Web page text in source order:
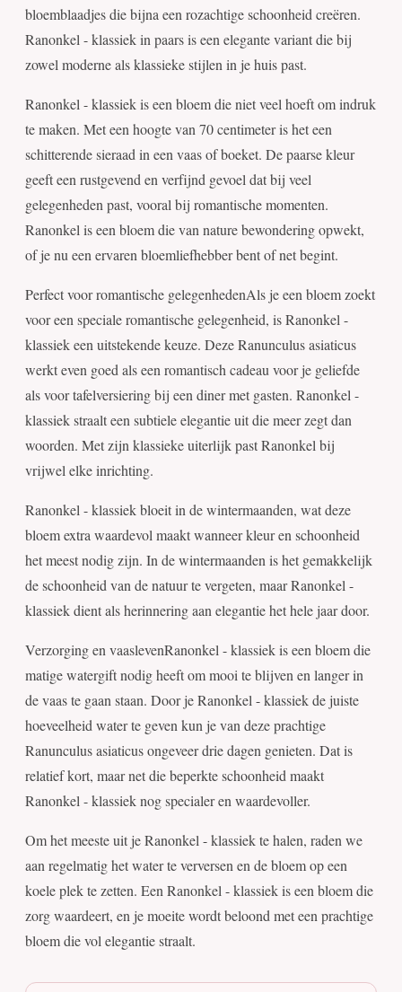
bloemblaadjes die bijna een rozachtige schoonheid creëren.
Ranonkel - klassiek in paars is een elegante variant die bij
zowel moderne als klassieke stijlen in je huis past.
Ranonkel - klassiek is een bloem die niet veel hoeft om indruk
te maken. Met een hoogte van 70 centimeter is het een
schitterende sieraad in een vaas of boeket. De paarse kleur
geeft een rustgevend en verfijnd gevoel dat bij veel
gelegenheden past, vooral bij romantische momenten.
Ranonkel is een bloem die van nature bewondering opwekt,
of je nu een ervaren bloemliefhebber bent of net begint.
Perfect voor romantische gelegenhedenAls je een bloem zoekt
voor een speciale romantische gelegenheid, is Ranonkel -
klassiek een uitstekende keuze. Deze Ranunculus asiaticus
werkt even goed als een romantisch cadeau voor je geliefde
als voor tafelversiering bij een diner met gasten. Ranonkel -
klassiek straalt een subtiele elegantie uit die meer zegt dan
woorden. Met zijn klassieke uiterlijk past Ranonkel bij
vrijwel elke inrichting.
Ranonkel - klassiek bloeit in de wintermaanden, wat deze
bloem extra waardevol maakt wanneer kleur en schoonheid
het meest nodig zijn. In de wintermaanden is het gemakkelijk
de schoonheid van de natuur te vergeten, maar Ranonkel -
klassiek dient als herinnering aan elegantie het hele jaar door.
Verzorging en vaaslevenRanonkel - klassiek is een bloem die
matige watergift nodig heeft om mooi te blijven en langer in
de vaas te gaan staan. Door je Ranonkel - klassiek de juiste
hoeveelheid water te geven kun je van deze prachtige
Ranunculus asiaticus ongeveer drie dagen genieten. Dat is
relatief kort, maar net die beperkte schoonheid maakt
Ranonkel - klassiek nog specialer en waardevoller.
Om het meeste uit je Ranonkel - klassiek te halen, raden we
aan regelmatig het water te verversen en de bloem op een
koele plek te zetten. Een Ranonkel - klassiek is een bloem die
zorg waardeert, en je moeite wordt beloond met een prachtige
bloem die vol elegantie straalt.